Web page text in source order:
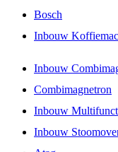
Bosch
Inbouw
Inbouw
Combimagnetron
Inbouw
Inbouw